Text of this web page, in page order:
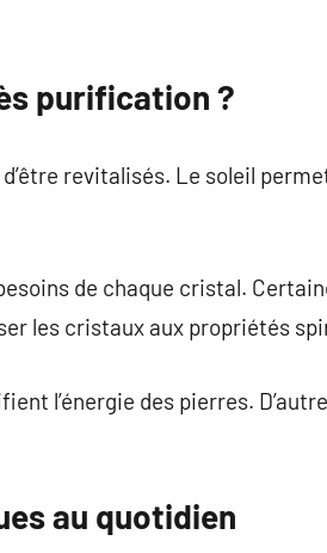
purification ?
revitalisés. Le soleil
de chaque cristal.
les cristaux aux propriétés
l’énergie des pierres.
au quotidien